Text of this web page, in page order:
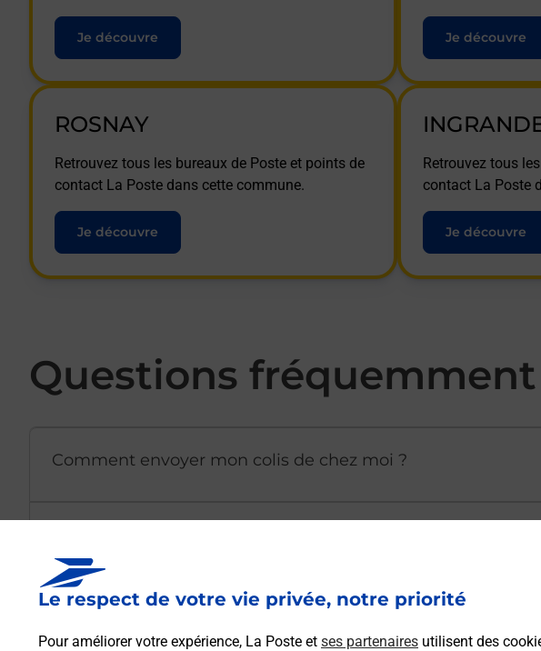
Le respect de votre vie privée, notre priorité
Pour améliorer votre expérience, La Poste et ses partenaires utilisent des
Je découvre Je découvre
ROSNAY
Retrouvez tous les bureaux de Poste et points de
contact La Poste dans cette commune.
Je découvre
Retrouvez tous
contact La Poste
Je découvre
Questions fréquemment
Comment envoyer mon colis de chez moi ?
Comment demander une modification de livraison ?